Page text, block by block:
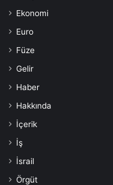
Ekonomi
Euro
Füze
Gelir
Haber
Hakkında
İçerik
İş
İsrail
Örgüt